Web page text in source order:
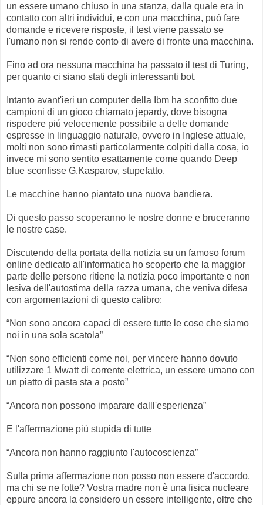
un essere umano chiuso in una stanza, dalla quale era in
contatto con altri individui, e con una macchina, puó fare
domande e ricevere risposte, il test viene passato se
l'umano non si rende conto di avere di fronte una macchina.
Fino ad ora nessuna macchina ha passato il test di Turing,
per quanto ci siano stati degli interessanti bot.
Intanto avant'ieri un computer della Ibm ha sconfitto due
campioni di un gioco chiamato jepardy, dove bisogna
rispodere piú velocemente possibile a delle domande
espresse in linguaggio naturale, ovvero in Inglese attuale,
molti non sono rimasti particolarmente colpiti dalla cosa, io
invece mi sono sentito esattamente come quando Deep
blue sconfisse G.Kasparov, stupefatto.
Le macchine hanno piantato una nuova bandiera.
Di questo passo scoperanno le nostre donne e bruceranno
le nostre case.
Discutendo della portata della notizia su un famoso forum
online dedicato all'informatica ho scoperto che la maggior
parte delle persone ritiene la notizia poco importante e non
lesiva dell'autostima della razza umana, che veniva difesa
con argomentazioni di questo calibro:
“Non sono ancora capaci di essere tutte le cose che siamo
noi in una sola scatola”
“Non sono efficienti come noi, per vincere hanno dovuto
utilizzare 1 Mwatt di corrente elettrica, un essere umano con
un piatto di pasta sta a posto”
“Ancora non possono imparare dalll'esperienza”
E l'affermazione piú stupida di tutte
“Ancora non hanno raggiunto l'autocoscienza”
Sulla prima affermazione non posso non essere d'accordo,
ma chi se ne fotte? Vostra madre non è una fisica nucleare
eppure ancora la considero un essere intelligente, oltre che